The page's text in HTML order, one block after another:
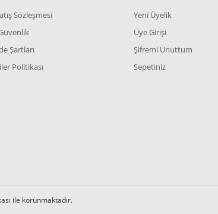
Sözleşmesi
Şartları
Politikası
Yeni Üyelik
Üye Girişi
Şifremi Unuttum
Sepetiniz
ile korunmaktadır.